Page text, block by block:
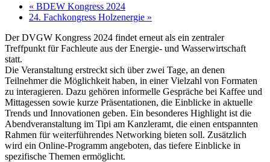
« BDEW Kongress 2024
24. Fachkongress Holzenergie »
Der DVGW Kongress 2024 findet erneut als ein zentraler
Treffpunkt für Fachleute aus der Energie- und Wasserwirtschaft
statt.
Die Veranstaltung erstreckt sich über zwei Tage, an denen
Teilnehmer die Möglichkeit haben, in einer Vielzahl von Formaten
zu interagieren. Dazu gehören informelle Gespräche bei Kaffee und
Mittagessen sowie kurze Präsentationen, die Einblicke in aktuelle
Trends und Innovationen geben. Ein besonderes Highlight ist die
Abendveranstaltung im Tipi am Kanzleramt, die einen entspannten
Rahmen für weiterführendes Networking bieten soll. Zusätzlich
wird ein Online-Programm angeboten, das tiefere Einblicke in
spezifische Themen ermöglicht.